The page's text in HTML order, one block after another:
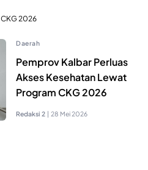
CKG 2026
Daerah
Pemprov Kalbar Perluas
Akses Kesehatan Lewat
Program CKG 2026
Redaksi 2 | 28 Mei 2026